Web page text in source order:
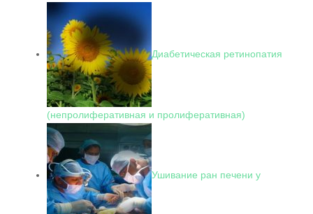
Диабетическая ретинопатия
(непролиферативная и пролиферативная)
Ушивание ран печени у